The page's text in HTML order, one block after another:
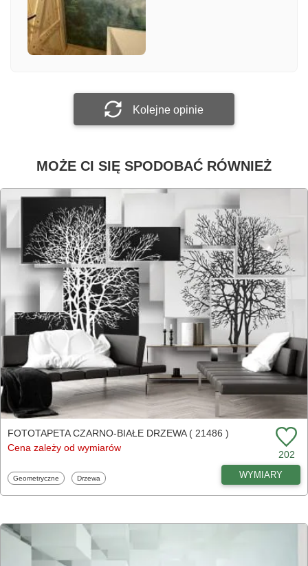
Załącz zdjęcie
Kolejne opinie
MOŻE CI SIĘ SPODOBAĆ RÓWNIEŻ
FOTOTAPETA CZARNO-BIAŁE DRZEWA ( 21486 )
Cena zależy od wymiarów
202
Fototapety
Geometryczne Fototapety
Drzewa WYMIARY